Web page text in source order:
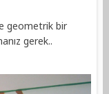
geometrik bir
gerek..